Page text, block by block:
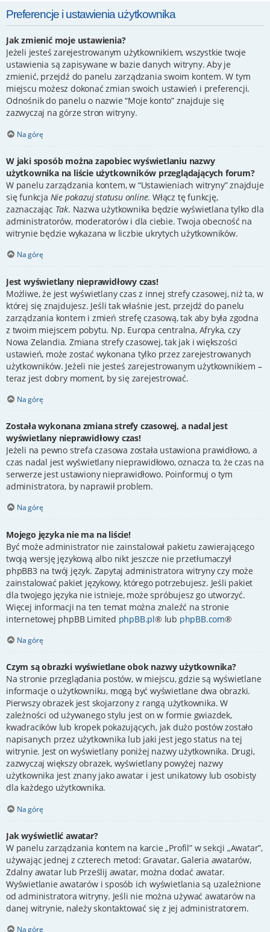
Preferencje i ustawienia użytkownika
Jak zmienić moje ustawienia?
Jeżeli jesteś zarejestrowanym użytkownikiem, wszystkie twoje
ustawienia są zapisywane w bazie danych witryny. Aby je
zmienić, przejdź do panelu zarządzania swoim kontem. W tym
miejscu możesz dokonać zmian swoich ustawień i preferencji.
Odnośnik do panelu o nazwie “Moje konto” znajduje się
zazwyczaj na górze stron witryny.
Na górę
W jaki sposób można zapobiec wyświetlaniu nazwy
użytkownika na liście użytkowników przeglądających forum?
W panelu zarządzania kontem, w “Ustawieniach witryny” znajduje
się funkcja Nie pokazuj statusu online. Włącz tę funkcję,
zaznaczając Tak. Nazwa użytkownika będzie wyświetlana tylko dla
administratorów, moderatorów i dla ciebie. Twoja obecność na
witrynie będzie wykazana w liczbie ukrytych użytkowników.
Na górę
Jest wyświetlany nieprawidłowy czas!
Możliwe, że jest wyświetlany czas z innej strefy czasowej, niż ta, w
której się znajdujesz. Jeśli tak właśnie jest, przejdź do panelu
zarządzania kontem i zmień strefę czasową, tak aby była zgodna
z twoim miejscem pobytu. Np. Europa centralna, Afryka, czy
Nowa Zelandia. Zmiana strefy czasowej, tak jak i większości
ustawień, może zostać wykonana tylko przez zarejestrowanych
użytkowników. Jeżeli nie jesteś zarejestrowanym użytkownikiem –
teraz jest dobry moment, by się zarejestrować.
Na górę
Została wykonana zmiana strefy czasowej, a nadal jest
wyświetlany nieprawidłowy czas!
Jeżeli na pewno strefa czasowa została ustawiona prawidłowo, a
czas nadal jest wyświetlany nieprawidłowo, oznacza to, że czas na
serwerze jest ustawiony nieprawidłowo. Poinformuj o tym
administratora, by naprawił problem.
Na górę
Mojego języka nie ma na liście!
Być może administrator nie zainstalował pakietu zawierającego
twoją wersję językową albo nikt jeszcze nie przetłumaczył
phpBB3 na twój język. Zapytaj administratora witryny czy może
zainstalować pakiet językowy, którego potrzebujesz. Jeśli pakiet
dla twojego języka nie istnieje, może spróbujesz go utworzyć.
Więcej informacji na ten temat można znaleźć na stronie
internetowej phpBB Limited phpBB.pl® lub phpBB.com®
Na górę
Czym są obrazki wyświetlane obok nazwy użytkownika?
Na stronie przeglądania postów, w miejscu, gdzie są wyświetlane
informacje o użytkowniku, mogą być wyświetlane dwa obrazki.
Pierwszy obrazek jest skojarzony z rangą użytkownika. W
zależności od używanego stylu jest on w formie gwiazdek,
kwadracików lub kropek pokazujących, jak dużo postów zostało
napisanych przez użytkownika lub jaki jest jego status na tej
witrynie. Jest on wyświetlany poniżej nazwy użytkownika. Drugi,
zazwyczaj większy obrazek, wyświetlany powyżej nazwy
użytkownika jest znany jako awatar i jest unikatowy lub osobisty
dla każdego użytkownika.
Na górę
Jak wyświetlić awatar?
W panelu zarządzania kontem na karcie „Profil” w sekcji „Awatar”,
używając jednej z czterech metod: Gravatar, Galeria awatarów,
Zdalny awatar lub Prześlij awatar, można dodać awatar.
Wyświetlanie awatarów i sposób ich wyświetlania są uzależnione
od administratora witryny. Jeśli nie można używać awatarów na
danej witrynie, należy skontaktować się z jej administratorem.
Na górę